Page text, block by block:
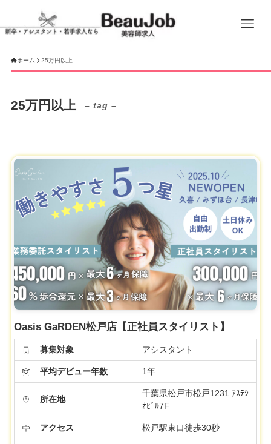
ホーム 25万円以上
25万円以上 – tag –
Oasis GaRDEN松戸店【正社員スタイリスト】
募集対象 アシスタント
平均デビュー年数 1年
所在地
千葉県松戸市松戸1231 ｱｽﾃｼ
ｵﾋﾞﾙ7F
アクセス 松戸駅東口徒歩30秒